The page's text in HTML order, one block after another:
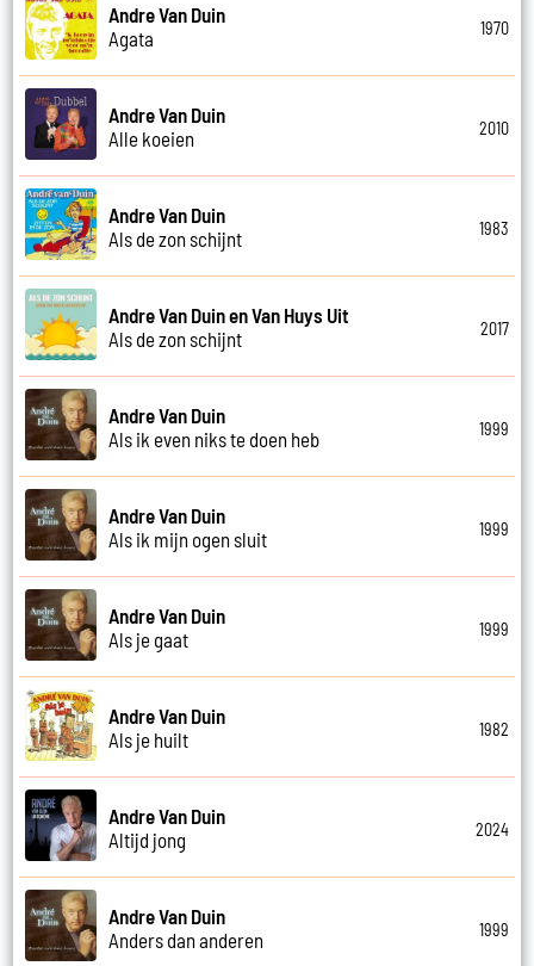
Andre Van Duin
Agata
1970
Andre Van Duin
Alle koeien
2010
Andre Van Duin
Als de zon schijnt
1983
Andre Van Duin en Van Huys Uit
Als de zon schijnt
2017
Andre Van Duin
Als ik even niks te doen heb
1999
Andre Van Duin
Als ik mijn ogen sluit
1999
Andre Van Duin
Als je gaat
1999
Andre Van Duin
Als je huilt
1982
Andre Van Duin
Altijd jong
2024
Andre Van Duin
Anders dan anderen
1999